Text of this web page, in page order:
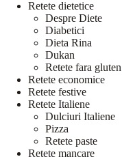
Retete dietetice
Despre Diete
Diabetici
Dieta Rina
Dukan
Retete fara gluten
Retete economice
Retete festive
Retete Italiene
Dulciuri Italiene
Pizza
Retete paste
Retete mancare